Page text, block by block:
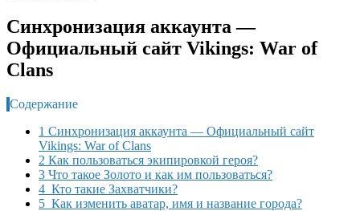
Синхронизация аккаунта —
Официальный сайт Vikings: War of
Clans
Содержание
1 Синхронизация аккаунта — Официальный сайт
Vikings: War of Clans
2 Как пользоваться экипировкой героя?
3 Что такое Золото и как им пользоваться?
4 Кто такие Захватчики?
5 Как изменить аватар, имя и название города?